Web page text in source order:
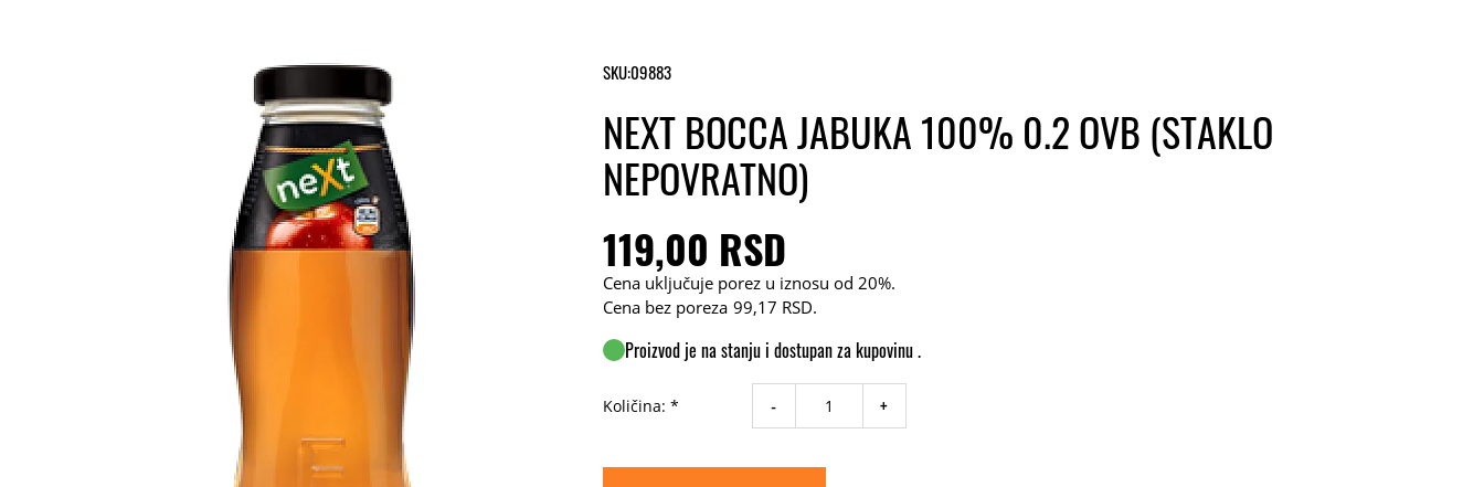
SKU:09883
NEXT BOCCA JABUKA 100% 0.2 OVB (STAKLO
NEPOVRATNO)
119,00 RSD
Cena uključuje porez u iznosu od 20%.
Cena bez poreza 99,17 RSD.
Proizvod je na stanju i dostupan za kupovinu .
Količina: * - +